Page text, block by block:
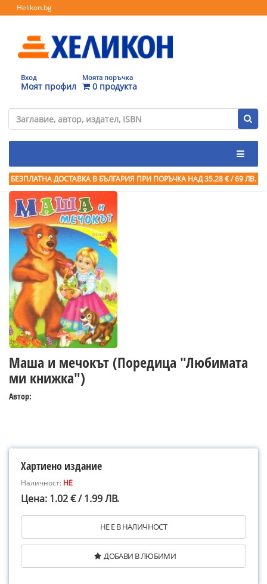
Helikon.bg
Вход
Моят профил
Моята поръчка
0 продукта
БЕЗПЛАТНА ДОСТАВКА В БЪЛГАРИЯ ПРИ ПОРЪЧКА НАД 35.28 € / 69 ЛВ.
Маша и мечокът (Поредица "Любимата
ми книжка")
Автор:
Хартиено издание
Наличност: НЕ
Цена: 1.02 € / 1.99 ЛВ.
НЕ Е В НАЛИЧНОСТ
ДОБАВИ В ЛЮБИМИ